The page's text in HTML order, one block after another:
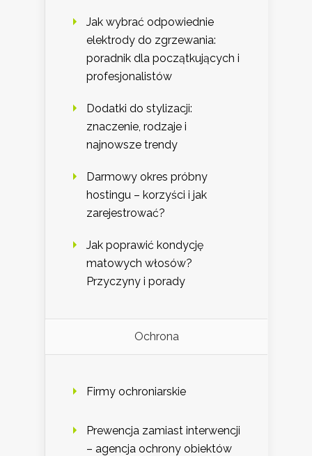
Jak wybrać odpowiednie
elektrody do zgrzewania:
poradnik dla początkujących i
profesjonalistów
Dodatki do stylizacji:
znaczenie, rodzaje i
najnowsze trendy
Darmowy okres próbny
hostingu – korzyści i jak
zarejestrować?
Jak poprawić kondycję
matowych włosów?
Przyczyny i porady
Ochrona
Firmy ochroniarskie
Prewencja zamiast interwencji
– agencja ochrony obiektów